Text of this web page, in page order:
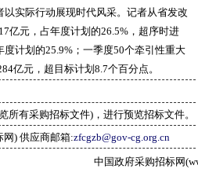
实际行动展现时代风采。记者从省发改
亿元，占年度计划的26.5%，超序时进
计划的25.9%；一季度50个牵引性重大
亿元，超目标计划8.7个百分点。
所有采购招标文件)，进行预览招标文件。
网) 供应商邮箱:zfcgzb@gov-cg.org.cn
中国政府采购招标网